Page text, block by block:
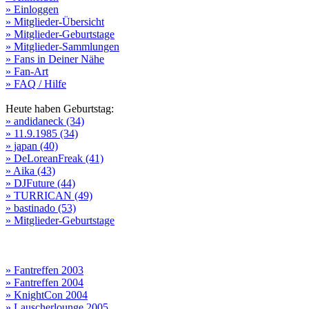
» Einloggen
» Mitglieder-Übersicht
» Mitglieder-Geburtstage
» Mitglieder-Sammlungen
» Fans in Deiner Nähe
» Fan-Art
» FAQ / Hilfe
Heute haben Geburtstag:
» andidaneck (34)
» 11.9.1985 (34)
» japan (40)
» DeLoreanFreak (41)
» Aika (43)
» DJFuture (44)
» TURRICAN (49)
» bastinado (53)
» Mitglieder-Geburtstage
» Fantreffen 2003
» Fantreffen 2004
» KnightCon 2004